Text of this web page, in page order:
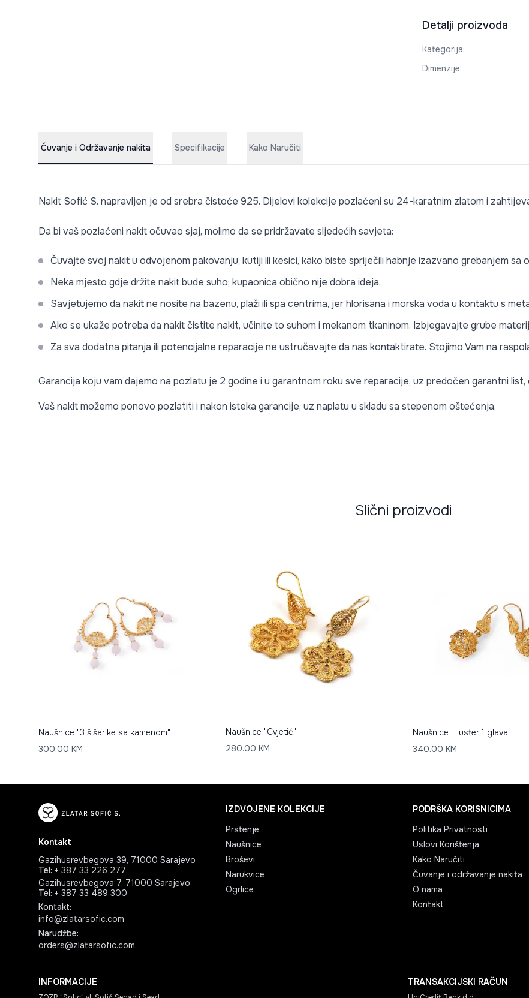
Detalji proizvoda
Kategorija:
Dimenzije:
Čuvanje i Održavanje nakita Specifikacije Kako Naručiti
Nakit Sofić S. napravljen je od srebra čistoće 925. Dijelovi kolekcije pozlaćeni su 24-karatnim zlatom i
Da bi vaš pozlaćeni nakit očuvao sjaj, molimo da se pridržavate sljedećih savjeta:
Čuvajte svoj nakit u odvojenom pakovanju, kutiji ili kesici, kako biste spriječili habnje izazvano grebanjem sa
Neka mjesto gdje držite nakit bude suho; kupaonica obično nije dobra ideja.
Savjetujemo da nakit ne nosite na bazenu, plaži ili spa centrima, jer hlorisana i morska voda u kontaktu s
Ako se ukaže potreba da nakit čistite nakit, učinite to suhom i mekanom tkaninom. Izbjegavajte grube
Za sva dodatna pitanja ili potencijalne reparacije ne ustručavajte da nas kontaktirate. Stojimo Vam na
Garancija koju vam dajemo na pozlatu je 2 godine i u garantnom roku sve reparacije, uz predočen garantni
Vaš nakit možemo ponovo pozlatiti i nakon isteka garancije, uz naplatu u skladu sa stepenom oštećenja.
Slični proizvodi
Naušnice "3 šišarike sa kamenom"
300.00 KM
Naušnice "Cvjetić"
280.00 KM
Naušnice "Luster 1 glava"
340.00 KM
Kontakt
Gazihusrevbegova 39, 71000 Sarajevo
Tel: + 387 33 226 277
Gazihusrevbegova 7, 71000 Sarajevo
Tel: + 387 33 489 300
Kontakt:
info@zlatarsofic.com
Narudžbe:
orders@zlatarsofic.com
IZDVOJENE KOLEKCIJE
Prstenje
Naušnice
Broševi
Narukvice
Ogrlice
PODRŠKA KORISNICIMA
Politika Privatnosti
Uslovi Korištenja
Kako Naručiti
Čuvanje i održavanje nakita
O nama
Kontakt
INFORMACIJE TRANSAKCIJSKI RAČUN